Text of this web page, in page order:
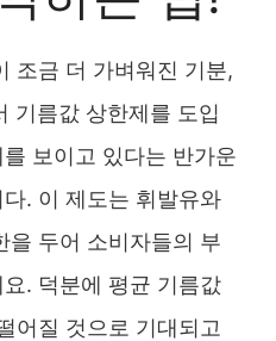
조금 더 가벼워진 기분,
기름값 상한제를 도입
보이고 있다는 반가운
. 이 제도는 휘발유와
을 두어 소비자들의 부
. 덕분에 평균 기름값
어질 것으로 기대되고